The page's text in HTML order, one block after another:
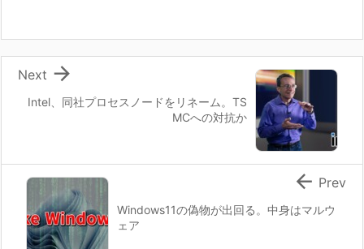
Intel、同社プロセスノードをリネーム。TS
MCへの対抗か

Next
Windows11の偽物が出回る。中身はマルウ
ェア
 Prev